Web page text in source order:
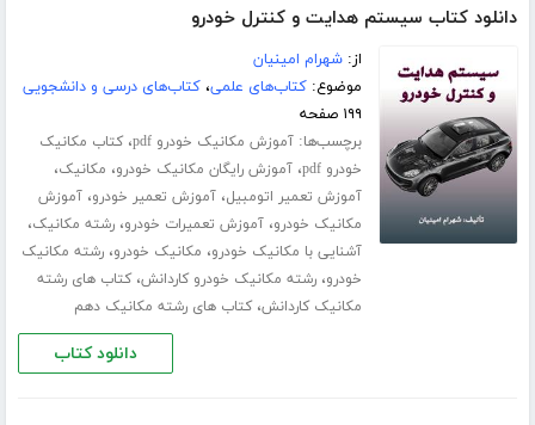
دانلود کتاب سیستم هدایت و کنترل خودرو
از:شهرام امینیان
موضوع:کتاب‌های علمی،کتاب‌های درسی و دانشجویی
۱۹۹ صفحه
برچسب‌ها:آموزش مکانیک خودرو pdf ،کتاب مکانیک
خودرو pdf
،آموزش رایگان مکانیک خودرو، مکانیک،
آموزش تعمیر اتومبیل،آموزش تعمیر خودرو،آموزش
مکانیک خودرو،آموزش تعمیرات خودرو،رشته مکانیک،
آشنایی با مکانیک خودرو، مکانیک خودرو،رشته مکانیک
خودرو،رشته مکانیک خودرو کاردانش،کتاب های رشته
مکانیک کاردانش،کتاب های رشته مکانیک دهم
دانلود کتاب